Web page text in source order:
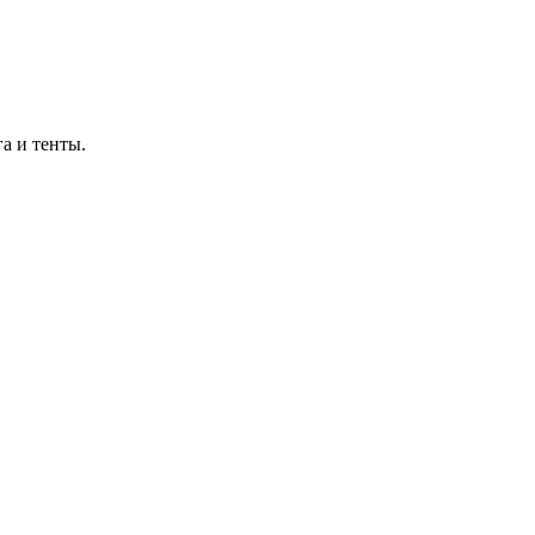
и тенты.